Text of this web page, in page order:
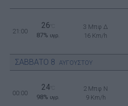
21:00
26
87% υγρ.
3 Μπφ Δ
16 Km/h
ΣΑΒΒΑΤΟ 8 ΑΥΓΟΥΣΤΟΥ
00:00
24°C
98% υγρ.
2 Μπφ N
9 Km/h